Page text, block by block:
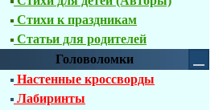
Стихи к праздникам
Статьи для родителей
Головоломки
Настенные кроссворды
Лабиринты